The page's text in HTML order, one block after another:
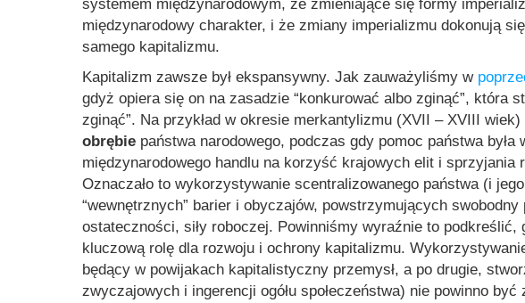
systemem międzynarodowym, że zmieniające się formy
międzynarodowy charakter, i że zmiany imperializmu dokonują
samego kapitalizmu.
Kapitalizm zawsze był ekspansywny. Jak zauważyliśmy w
gdyż opiera się on na zasadzie “konkurować albo zginąć”, która
zginąć”. Na przykład w okresie merkantylizmu (XVII – XVIII wiek)
obrębie państwa narodowego, podczas gdy pomoc państwa
międzynarodowego handlu na korzyść krajowych elit i sprzyjania
Oznaczało to wykorzystywanie scentralizowanego państwa (i
“wewnętrznych” barier i obyczajów, powstrzymujących swobodny
ostateczności, siły roboczej. Powinniśmy wyraźnie to podkreślić,
kluczową rolę dla rozwoju i ochrony kapitalizmu.
będący w powijakach kapitalistyczny przemysł, a po drugie,
zwyczajowych i ingerencji ogółu społeczeństwa) nie powinno